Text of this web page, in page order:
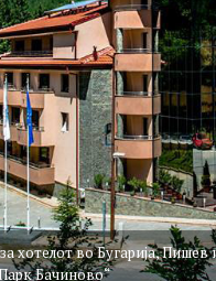
хотелот во Бугарија,
Бачиново“